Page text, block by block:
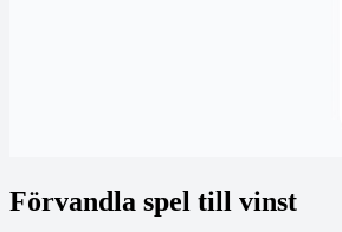
Förvandla spel till vinst